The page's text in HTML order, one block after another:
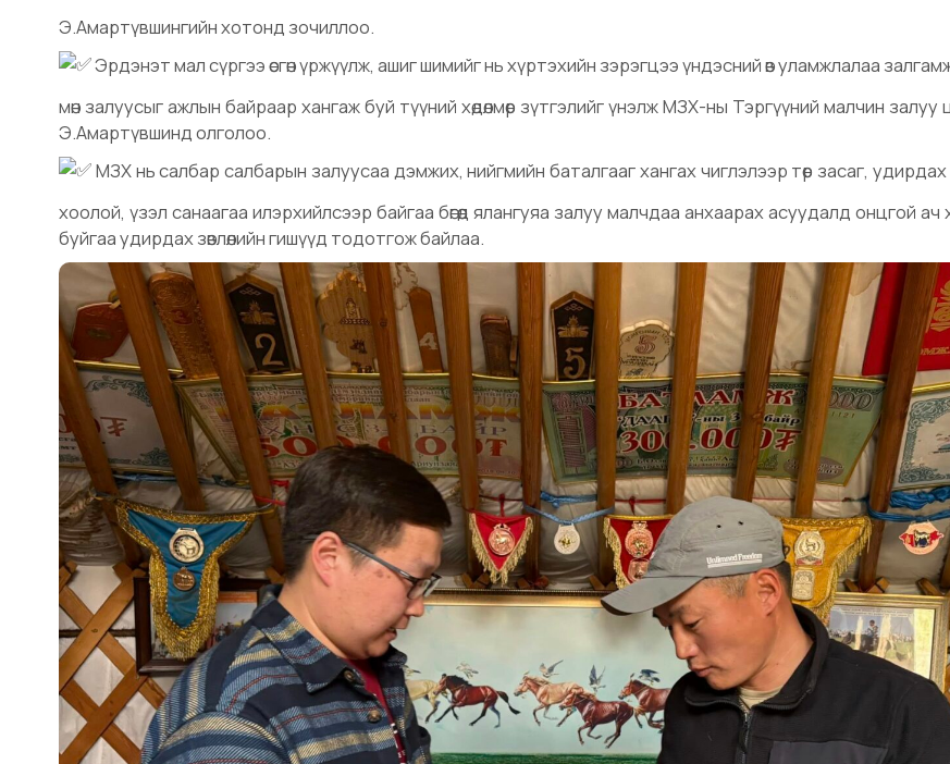
Э.Амартүвшингийн хотонд зочиллоо.
Эрдэнэт мал сүргээ өсгөн үржүүлж, ашиг шимийг нь хүртэхийн зэрэгцээ үндэсний өв уламжлалаа
мөн залуусыг ажлын байраар хангаж буй түүний хөдөлмөр зүтгэлийг үнэлж МЗХ-ны Тэргүүний малчин
Э.Амартүвшинд олголоо.
МЗХ нь салбар салбарын залуусаа дэмжих, нийгмийн баталгааг хангах чиглэлээр төр засаг,
хоолой, үзэл санаагаа илэрхийлсээр байгаа бөгөөд ялангуяа залуу малчдаа анхаарах асуудалд онцгой ач
буйгаа удирдах зөвлөлийн гишүүд тодотгож байлаа.